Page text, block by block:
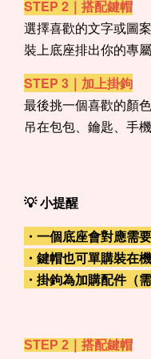
STEP 2｜搭配鍵帽
選擇喜歡的文字或圖案
裝上底座排出你的專
STEP 3｜加上掛鉤
最後挑一個喜歡的顏
吊在包包、鑰匙、手
💡 小提醒
・一個底座會對應需
・鍵帽也可單購裝在
・掛鉤為加購配件（
STEP 2｜搭配鍵帽